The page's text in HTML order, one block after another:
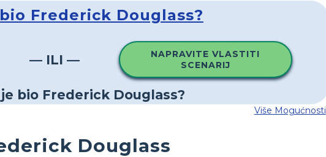
Frederick Douglass?
— ILI —
NAPRAVITE VLASTITI
SCENARIJ
Više Mogućnosti
Douglass